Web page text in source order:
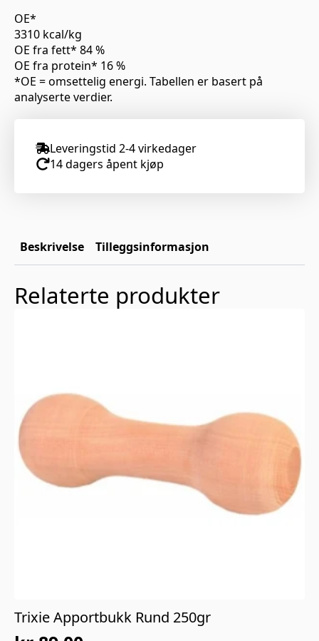
OE*
3310 kcal/kg
OE fra fett* 84 %
OE fra protein* 16 %
*OE = omsettelig energi. Tabellen er basert på
analyserte verdier.
Leveringstid 2-4 virkedager
14 dagers åpent kjøp
Beskrivelse Tilleggsinformasjon
Relaterte produkter
Trixie Apportbukk Rund 250gr